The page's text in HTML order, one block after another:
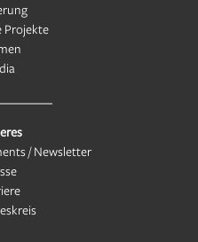
Projekte
/ Newsletter